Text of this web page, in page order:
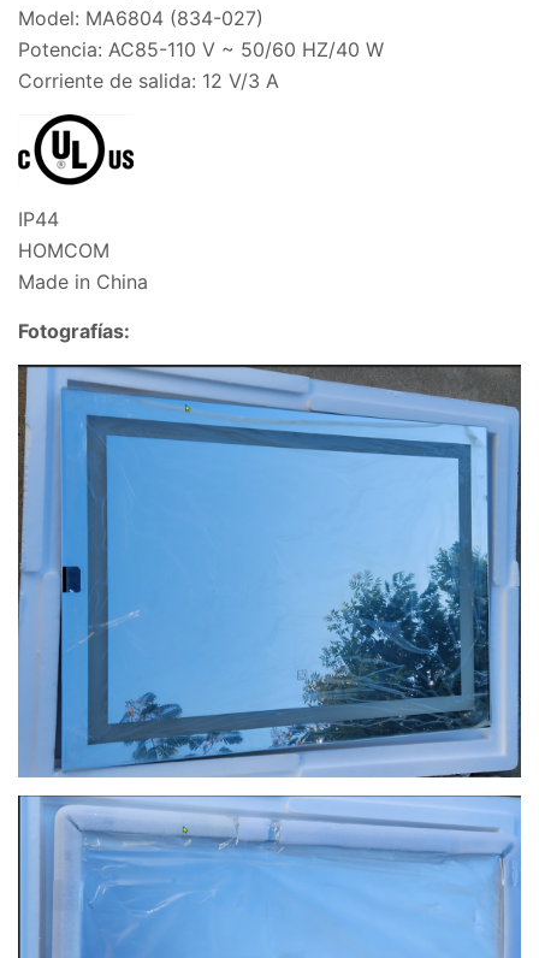
Model: MA6804 (834-027)
Potencia: AC85-110 V ~ 50/60 HZ/40 W
Corriente de salida: 12 V/3 A
IP44
HOMCOM
Made in China
Fotografías: